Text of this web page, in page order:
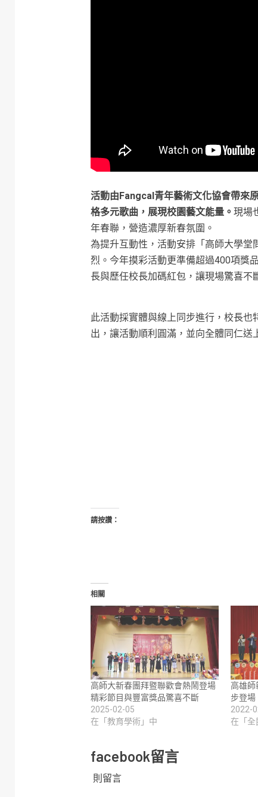
活動由Fangcal青年藝術文化協會帶來
格多元歌曲，展現校園藝文能量。 現場
年春聯，營造濃厚新春氛圍。
為提升互動性，活動安排「高師大學
烈。今年摸彩活動更準備超過400項獎
長與歷任校長加碼紅包，讓現場驚喜不
此活動採實體與線上同步進行，校長
出，讓活動順利圓滿，並向全體同仁送
請按讚：
相關
高師大新春團拜暨聯歡會熱鬧登場
精彩節目與豐富獎品驚喜不斷
2025-02-05
在「教育學術」中
高雄師
步登場
2022-
在「全
facebook留言
則留言